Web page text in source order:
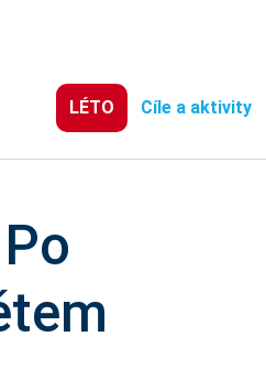
LÉTO Cíle a aktivity